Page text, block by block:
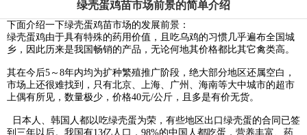
绿壳蛋鸡苗市场前景的简单介绍
下面介绍一下绿壳蛋鸡苗市场的发展前景：
绿壳蛋鸡由于具有特殊的药用价值，且吃乌鸡的习惯几乎遍布全国城
乡，因此历来是我国畅销的产品，无论何地其价格都比其它禽类高。
其在今后5～8年内均为扩种繁殖推广阶段，绝大部分地区还属空白，
市场上还很难找到，只有北京、上海、广州、海南等大中城市的超市
上偶有所见，数量极少，价格40元/公斤，且多是有价无货。
日本人、韩国人都以吃绿壳蛋为荣，有些地区出口绿壳蛋的合同已签
到三年以后。我国有13亿人口，98%的中国人都吃蛋，营养丰富、药